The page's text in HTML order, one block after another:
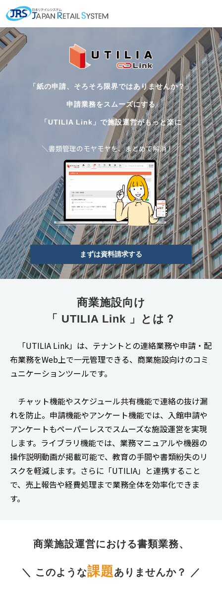
「紙の申請、そろそろ限界ではありませんか？」
申請業務をスムーズにする
「UTILIA Link」で施設運営がもっと楽に
＼書類管理のモヤモヤを、まとめて解消！／
まずは資料請求する
商業施設向け
「 UTILIA Link 」とは？
「UTILIA Link」は、テナントとの連絡業務や申請・配
布業務をWeb上で一元管理できる、商業施設向けのコミ
ュニケーションツールです。
チャット機能やスケジュール共有機能で連絡の抜け漏
れを防止。申請機能やアンケート機能では、入館申請や
アンケートもペーパーレスでスムーズな施設運営を実現
します。ライブラリ機能では、業務マニュアルや機器の
操作説明動画が掲載可能で、教育の手間や書類紛失のリ
スクを軽減します。さらに「UTILIA」と連携すること
で、売上報告や経費処理まで業務全体を効率化できま
す。
商業施設運営における書類業務、
＼ このような課題ありませんか？ ／